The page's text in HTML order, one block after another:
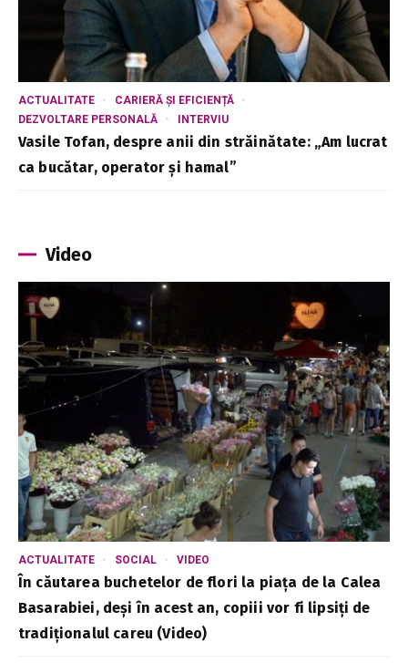
ACTUALITATE
CARIERĂ ȘI EFICIENȚĂ
DEZVOLTARE PERSONALĂ
INTERVIU
Vasile Tofan, despre anii din străinătate: „Am lucrat
ca bucătar, operator și hamal”
Video
ACTUALITATE SOCIAL VIDEO
În căutarea buchetelor de flori la piața de la Calea
Basarabiei, deși în acest an, copiii vor fi lipsiți de
tradiționalul careu (Video)